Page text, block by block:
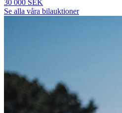
30 000 SEK
Se alla våra bilauktioner